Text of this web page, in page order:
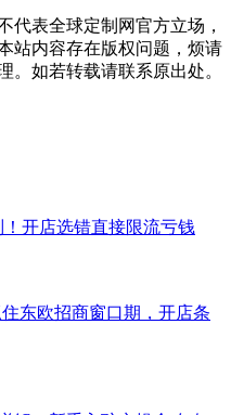
代表全球定制网官方立场，
站内容存在版权问题，烦请
。如若转载请联系原出处。
！开店选错直接限流亏钱
东欧招商窗口期，开店条